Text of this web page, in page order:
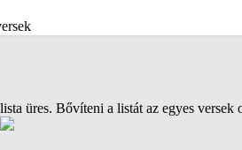
üres. Bővíteni a listát az egyes versek